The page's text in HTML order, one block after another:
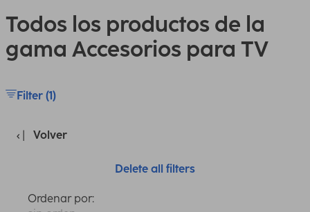
Todos los productos de la
gama Accesorios para TV
Filter (1)
Volver
Delete all filters
Ordenar por: